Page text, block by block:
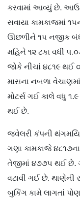
કરવામાં આવ્યું છે.
સવાયા કામકાજમાં
ઊછળીને ૧૫ નજીક બંધ
મહિને ૧૨ ટકા વધી
જોકે નીચાં ૪૮૧૯ થઈ
માસના નબળા
મોટર્સ ગઈ કાલે વધુ
થઈ છે.
જ્વેલરી કંપની
ગણા કામકાજે
તેજીમાં ૪૭૭૫ થઈ છે.
વટાવી ગઈ છે. થાણેની
બુકિંગ કામે લાગતાં